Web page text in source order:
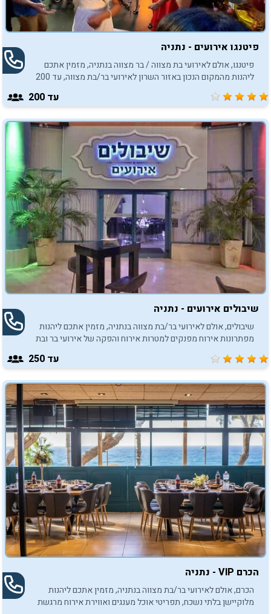
פיטנגו אירועים - נתניה
פיטנגו, אולם לאירועי בת מצווה / בר מצווה בנתניה, מזמין אתכם
ליהנות מהמקום הנכון באזור השרון לאירועי בר/בת מצווה, עד 200
איש.
עד 200
שיבולים אירועים - נתניה
שיבולים, אולם לאירועי בר/בת מצווה בנתניה, מזמין אתכם ליהנות
מפתרונות אירוח מפנקים למטרות אירוח והפקה של אירועי בר ובת
מצווה.
עד 250
הכרם VIP - נתניה
הכרם, אולם לאירועי בר/בת מצווה בנתניה, מזמין אתכם ליהנות
מלוקיישן בלתי נשכח, תפריטי אוכל מענגים ואווירת אירוח מרגשת